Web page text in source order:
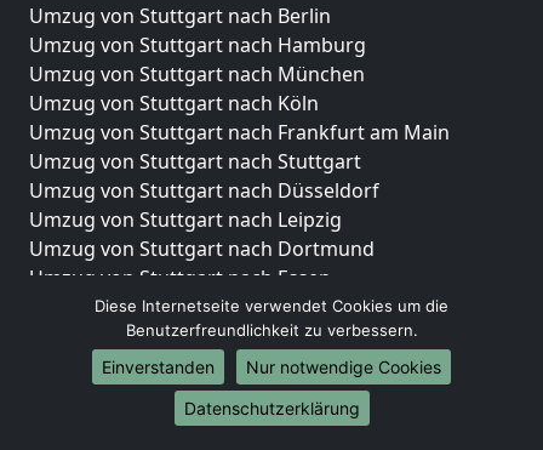
Umzug von Stuttgart nach Berlin
Umzug von Stuttgart nach Hamburg
Umzug von Stuttgart nach München
Umzug von Stuttgart nach Köln
Umzug von Stuttgart nach Frankfurt am Main
Umzug von Stuttgart nach Stuttgart
Umzug von Stuttgart nach Düsseldorf
Umzug von Stuttgart nach Leipzig
Umzug von Stuttgart nach Dortmund
Umzug von Stuttgart nach Essen
Umzug von Stuttgart nach Bremen
Umzug von Stuttgart nach Dresden
Umzug von Stuttgart nach Hannover
Umzug von Stuttgart nach Nürnberg
Umzug von Stuttgart nach Duisburg
Diese Internetseite verwendet Cookies um die
Benutzerfreundlichkeit zu verbessern.
Einverstanden
Nur notwendige Cookies
Datenschutzerklärung